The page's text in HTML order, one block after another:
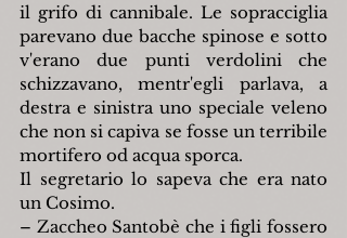
il grifo di cannibale. Le sopracciglia
parevano due bacche spinose e sotto
v'erano due punti verdolini che
schizzavano, mentr'egli parlava, a
destra e sinistra uno speciale veleno
che non si capiva se fosse un terribile
mortifero od acqua sporca.
Il segretario lo sapeva che era nato
un Cosimo.
– Zaccheo Santobè che i figli fossero